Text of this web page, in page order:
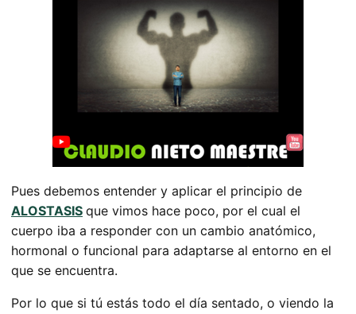
Pues debemos entender y aplicar el principio de
ALOSTASIS que vimos hace poco, por el cual el
cuerpo iba a responder con un cambio anatómico,
hormonal o funcional para adaptarse al entorno en el
que se encuentra.
Por lo que si tú estás todo el día sentado, o viendo la